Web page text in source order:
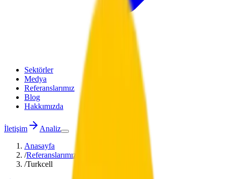
Sektörler
Medya
Referanslarımız
Blog
Hakkımızda
İletişim
Analiz
Anasayfa
/Referanslarımız
/Turkcell